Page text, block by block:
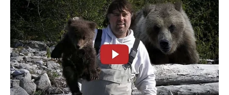
virginia há 16 anos
Muito lindo!!Tudo perfeito!!Meu sonho é fazer um
curso desses, mas aqui na minha cidade ñ
tem.Parabéns!!
peterson há 16 anos